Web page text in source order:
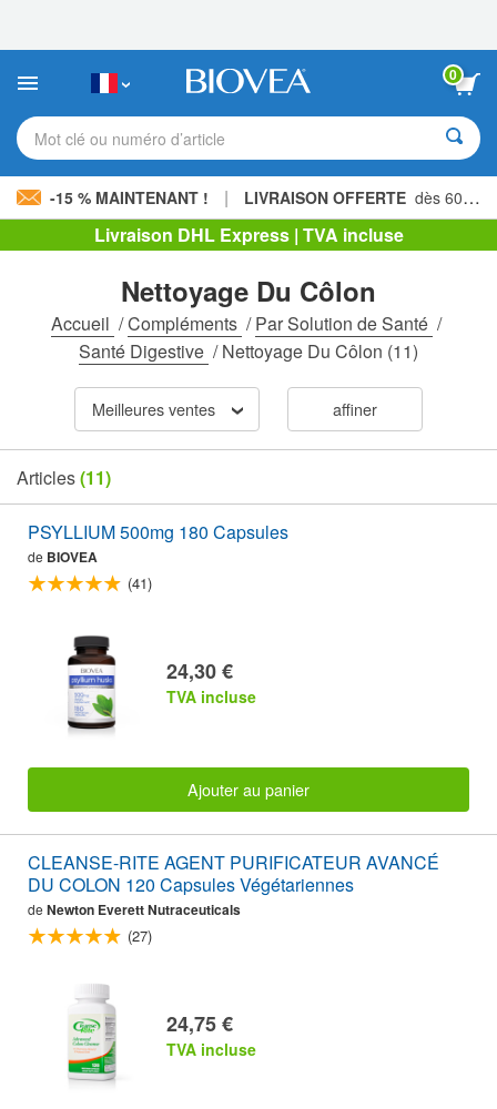
:
site
comprend
un
d'accessibilité.
0
Mot clé ou numéro d’article
-15 % MAINTENANT ! | LIVRAISON OFFERTE dès 60,00 € »
Livraison DHL Express | TVA incluse
Nettoyage Du Côlon
Accueil /Compléments /Par Solution de Santé /
Santé Digestive /Nettoyage Du Côlon (11)
Meilleures ventes affiner
Articles(11)
PSYLLIUM 500mg 180 Capsules
de BIOVEA
(41)
24,30 €
TVA incluse
Ajouter au panier
CLEANSE-RITE AGENT PURIFICATEUR AVANCÉ
DU COLON 120 Capsules Végétariennes
de Newton Everett Nutraceuticals
(27)
24,75 €
TVA incluse